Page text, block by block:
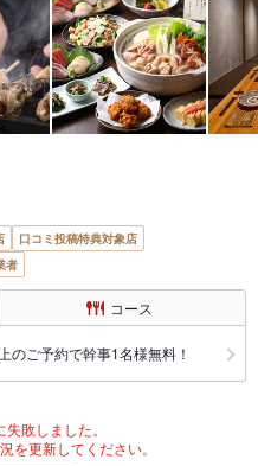
口コミ投稿特典対象店
者
コース
のご予約で幹事1名様無料！
敗しました。
を更新してください。